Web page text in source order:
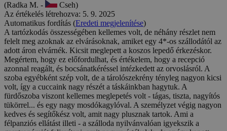
(Radka M. -
Cseh)
Az értékelés létrehozva: 5. 9. 2025
Automatikus fordítás (Eredeti megjelenítése)
A tartózkodás összességében kellemes volt, de néhány részlet nem
felelt meg azoknak az elvárásoknak, amiket egy 4*-os szállodától az
adott áron elvárnék. Kicsit meglepett a koszos lepedő érkezéskor.
Megértem, hogy ez előfordulhat, és értékelem, hogy a recepció
azonnal reagált, és bocsánatkéréssel intézkedett az orvoslásról. A
szoba egyébként szép volt, de a tárolószekrény tényleg nagyon kicsi
volt, így a cuccaink nagy részét a táskáinkban hagytuk. A
fürdőszoba viszont kellemes meglepetés volt - tágas, tiszta, nagyítós
tükörrel... és egy nagy mosdókagylóval. A személyzet végig nagyon
kedves és segítőkész volt, amit nagy plusznak tartok. Ami a
félpanziós ellátást illeti - a szálloda nyilvánvalóan igyekszik a